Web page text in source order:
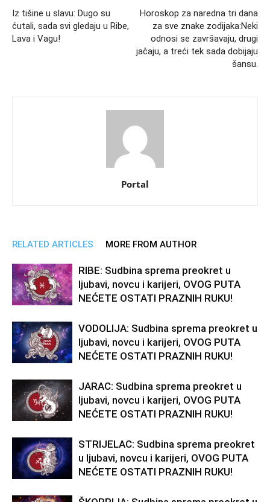
Iz tišine u slavu: Dugo su
ćutali, sada svi gledaju u Ribe,
Lava i Vagu!
Horoskop za naredna tri dana
za sve znake zodijaka:Neki
odnosi se završavaju, drugi
jačaju, a treći tek sada dobijaju
šansu.
Portal
RELATED ARTICLES MORE FROM AUTHOR
RIBE: Sudbina sprema preokret u
ljubavi, novcu i karijeri, OVOG PUTA
NEĆETE OSTATI PRAZNIH RUKU!
VODOLIJA: Sudbina sprema preokret u
ljubavi, novcu i karijeri, OVOG PUTA
NEĆETE OSTATI PRAZNIH RUKU!
JARAC: Sudbina sprema preokret u
ljubavi, novcu i karijeri, OVOG PUTA
NEĆETE OSTATI PRAZNIH RUKU!
STRIJELAC: Sudbina sprema preokret
u ljubavi, novcu i karijeri, OVOG PUTA
NEĆETE OSTATI PRAZNIH RUKU!